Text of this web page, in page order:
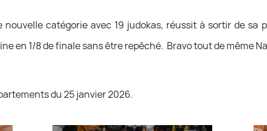
nouvelle catégorie avec 19 judokas, réussit à sortir de
en 1/8 de finale sans être repêché. Bravo tout de même
du 25 janvier 2026.